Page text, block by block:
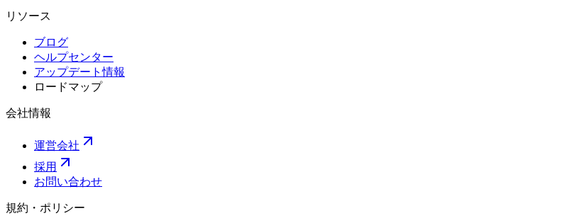
リソース
ブログ
ヘルプセンター
アップデート情報
ロードマップ
会社情報
運営会社
採用
お問い合わせ
規約・ポリシー